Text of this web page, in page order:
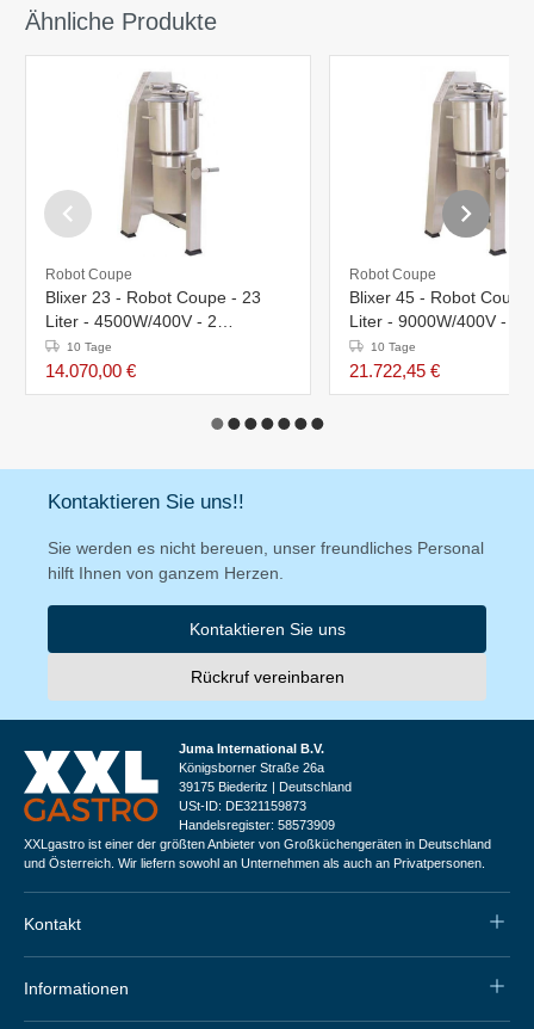
Ähnliche Produkte
Robot Coupe
Blixer 23 - Robot Coupe - 23
Liter - 4500W/400V - 2
Geschwindigkeiten: 1500/3000
UpM
10 Tage
14.070,00 €
Robot Coupe
Blixer 45 - Robot
Liter - 9000W/400V - 2
Geschwindigkeiten:
UpM
10 Tage
21.722,45 €
Kontaktieren Sie uns!!
Sie werden es nicht bereuen, unser freundliches Personal
hilft Ihnen von ganzem Herzen.
Kontaktieren Sie uns
Rückruf vereinbaren
Juma International B.V.
Königsborner Straße 26a
39175 Biederitz | Deutschland
USt-ID: DE321159873
Handelsregister: 58573909
XXLgastro ist einer der größten Anbieter von Großküchengeräten in Deutschland
und Österreich. Wir liefern sowohl an Unternehmen als auch an Privatpersonen.
Kontakt
Informationen